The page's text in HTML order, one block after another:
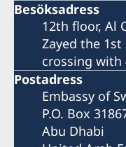
Besöksadress
12th floor, Al
Zayed the 1st
crossing with
Postadress
Embassy of
P.O. Box
Abu Dhabi